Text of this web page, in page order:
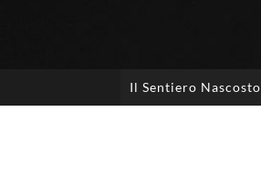
Il Sentiero Nascosto